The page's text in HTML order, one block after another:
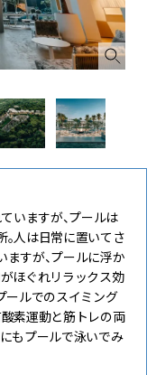
いますが、プールは
人は日常に置いてさ
すが、プールに浮か
ほぐれリラックス効
ールでのスイミング
素運動と筋トレの両
もプールで泳いでみ